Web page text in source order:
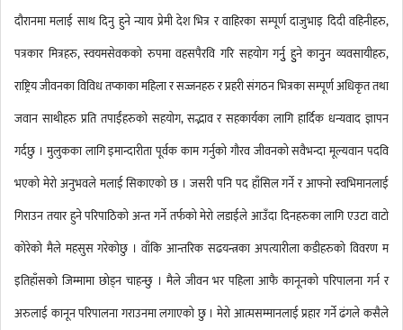
दौरानमा मलाई साथ दिनु हुने न्याय प्रेमी देश भित्र र वाहिरका सम्पूर्ण दाजुभाइ दिदी वहिनीहरु,
पत्रकार मित्रहरु, स्वयमसेवकको रुपमा वहसपैरवि गरि सहयोग गर्नुु हुुने कानुुन व्यवसायीहरु,
राष्ट्रिय जीवनका विविध तप्काका महिला र सज्जनहरु र प्रहरी संगठन भित्रका सम्पूर्ण अधिकृत तथा
जवान साथीहरु प्रति तपाईंहरुको सहयोग, सद्भाव र सहकार्यका लागि हार्दिक धन्यवाद ज्ञापन
गर्दछु । मुलुकका लागि इमान्दारीता पूर्वक काम गर्नुको गौरव जीवनको सवैभन्दा मूल्यवान पदवि
भएको मेरो अनुभवले मलाई सिकाएको छ । जसरी पनि पद हाँसिल गर्ने र आफ्नो स्वभिमानलाई
गिराउन तयार हुने परिपाठिको अन्त गर्ने तर्फको मेरो लडाईले आउँदा दिनहरुका लागि एउटा वाटो
कोरेको मैले महसुस गरेकोछु । वाँकि आन्तरिक सढयन्त्रका अपत्यारीला कडीहरुको विवरण म
इतिहाँसको जिम्मामा छोड्न चाहन्छु । मैले जीवन भर पहिला आफै कानूनको परिपालना गर्न र
अरुलाई कानून परिपालना गराउनमा लगाएको छु । मेरो आत्मसम्मानलाई प्रहार गर्ने ढंगले कसैले